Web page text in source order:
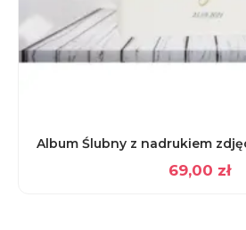
Album Ślubny z nadrukiem
69,00 zł